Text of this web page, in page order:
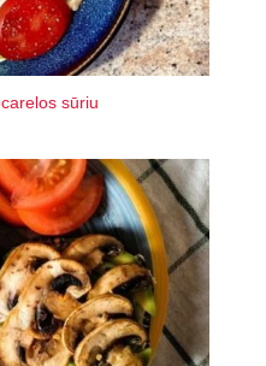
sūriu